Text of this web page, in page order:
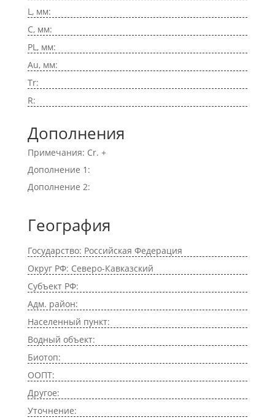
L, мм:
C, мм:
PL, мм:
Au, мм:
Tr:
R:
Дополнения
Примечания: Cr. +
Дополнение 1:
Дополнение 2:
География
Государство: Российская Федерация
Округ РФ: Северо-Кавказский
Субъект РФ:
Адм. район:
Населенный пункт:
Водный объект:
Биотоп:
ООПТ:
Другое:
Уточнение: